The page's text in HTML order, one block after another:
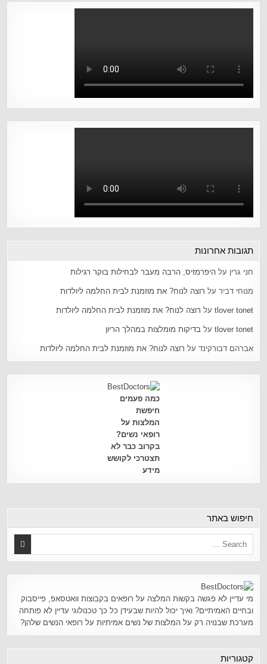
תגובות אחרונות
חני גרין עלהיפרמזיס, הרבה מעבר לבחילות בוקר רגילות
מנוחי דביר על רוצה לנוח? את מוזמנת לבית החלמה ליולדות
tlover tonet על רוצה לנוח? את מוזמנת לבית החלמה ליולדות
tlover tonet עלבדיקות מומלצות במהלך הריון
אברהם דבורקינד על רוצה לנוח? את מוזמנת לבית החלמה ליולדות
כמה פעמים
חיפשת
המלצות על
רופאי נשים?
בקרוב כבר לא
תצטרכי לקושש
מידע
חיפוש באתר
מי עדיין לא פגשה בקשות המלצה על רופאים בקבוצות וואטסאפ, פייסבוק
ובחיים האמיתיים? ואיך יכול להיות שבעידן כל כך טכנולוגי עדיין לא פותחה
מערכת שבנויה רק על המלצות של נשים אמיתיות על רופאי הנשים שלהן?
קטגוריות